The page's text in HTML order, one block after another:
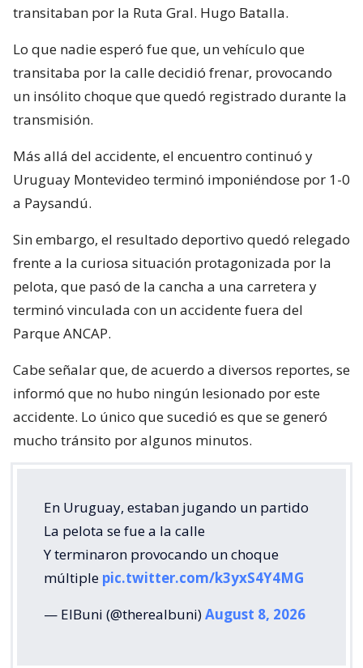
transitaban por la Ruta Gral. Hugo Batalla.
Lo que nadie esperó fue que, un vehículo que
transitaba por la calle decidió frenar, provocando
un insólito choque que quedó registrado durante la
transmisión.
Más allá del accidente, el encuentro continuó y
Uruguay Montevideo terminó imponiéndose por 1-0
a Paysandú.
Sin embargo, el resultado deportivo quedó relegado
frente a la curiosa situación protagonizada por la
pelota, que pasó de la cancha a una carretera y
terminó vinculada con un accidente fuera del
Parque ANCAP.
Cabe señalar que, de acuerdo a diversos reportes, se
informó que no hubo ningún lesionado por este
accidente. Lo único que sucedió es que se generó
mucho tránsito por algunos minutos.
En Uruguay, estaban jugando un partido
La pelota se fue a la calle
Y terminaron provocando un choque
múltiple pic.twitter.com/k3yxS4Y4MG
— ElBuni (@therealbuni)August 8, 2026